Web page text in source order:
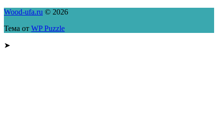
Wood-ufa.ru © 2026
Тема от WP Puzzle
➤